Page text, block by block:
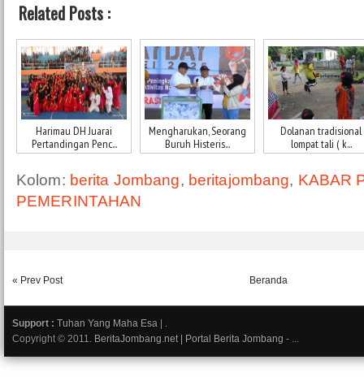
Related Posts :
Harimau DH Juarai
Pertandingan Penc...
Mengharukan, Seorang
Buruh Histeris...
Dolanan tradisional
lompat tali ( k...
Kolom: berita Jombang, beritajombang, KABAR
PEMERINTAHAN
« Prev Post Beranda
Support : Tuhan Yang Maha Esa |
Copyright © 2011. BeritaJombang.net | Portal Berita Jombang - ...